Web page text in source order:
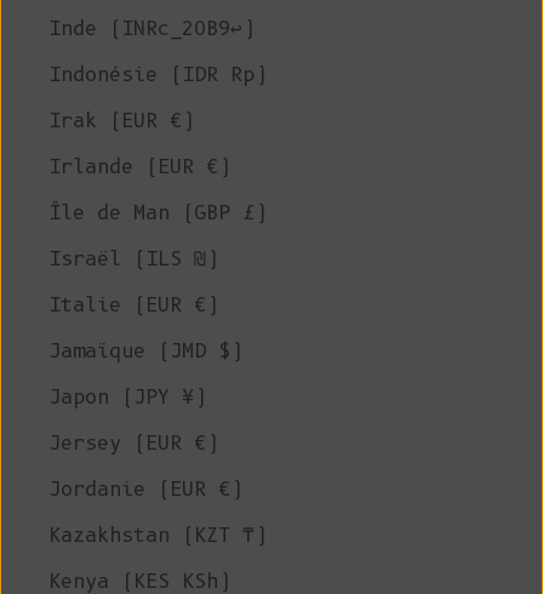
Inde (INRc_20B9↩)
Indonésie (IDR Rp)
Irak (EUR €)
Irlande (EUR €)
Île de Man (GBP £)
Israël (ILS ₪)
Italie (EUR €)
Jamaïque (JMD $)
Japon (JPY ¥)
Jersey (EUR €)
Jordanie (EUR €)
Kazakhstan (KZT ₸)
Kenya (KES KSh)